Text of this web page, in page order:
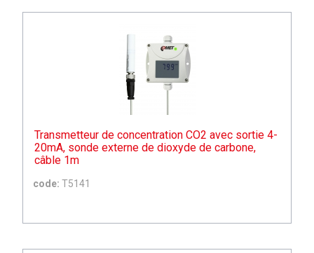
Transmetteur de concentration CO2 avec sortie 4-
20mA, sonde externe de dioxyde de carbone,
câble 1m
code: T5141